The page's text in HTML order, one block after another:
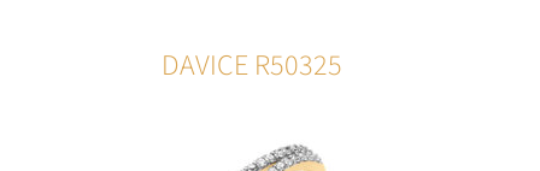
DAVICE R50325